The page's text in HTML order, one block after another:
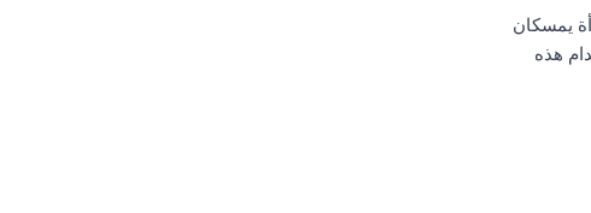
يمسكان
هذه